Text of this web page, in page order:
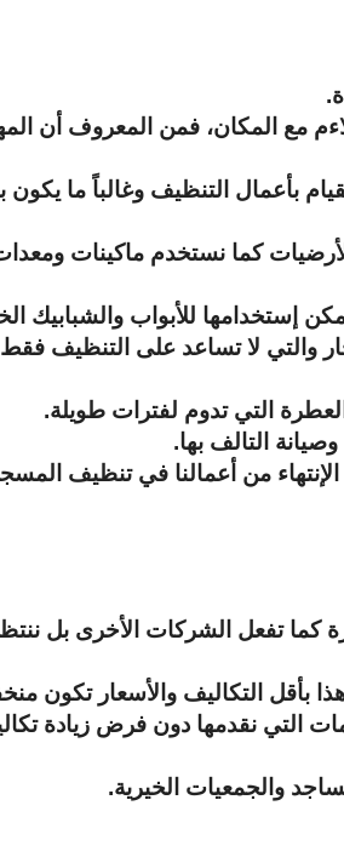
مع المكان، فمن المعروف أن
بأعمال التنظيف وغالباً ما
كما نستخدم ماكينات
إستخدامها للأبواب والشبابيك
والتي لا تساعد على التنظيف
التي تدوم لفترات طويلة.
التالف بها.
من أعمالنا في تنظيف
كما تفعل الشركات الأخرى بل
بأقل التكاليف والأسعار تكون
التي نقدمها دون فرض زيادة